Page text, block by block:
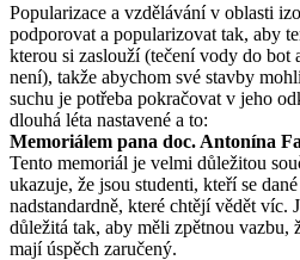
Popularizace a vzdělávání v oblasti
podporovat a popularizovat tak, aby
kterou si zaslouží (tečení vody do bot
není), takže abychom své stavby
suchu je potřeba pokračovat v jeho
dlouhá léta nastavené a to:
Memoriálem pana doc. Antonína
Tento memoriál je velmi důležitou
ukazuje, že jsou studenti, kteří se
nadstandardně, které chtějí vědět víc.
důležitá tak, aby měli zpětnou vazbu,
mají úspěch zaručený.